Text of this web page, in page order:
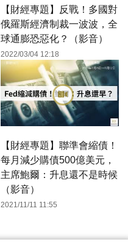
【財經專題】反戰！多國對
俄羅斯經濟制裁一波波，全
球通膨恐惡化？（影音）
2022/03/04 12:18
【財經專題】聯準會縮債！
每月減少購債500億美元，
主席鮑爾：升息還不是時候
（影音）
2021/11/11 11:55